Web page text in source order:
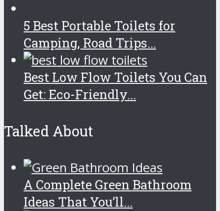
5 Best Portable Toilets for
Camping, Road Trips...
Best Low Flow Toilets You Can
Get: Eco-Friendly...
Talked About
A Complete Green Bathroom
Ideas That You’ll...